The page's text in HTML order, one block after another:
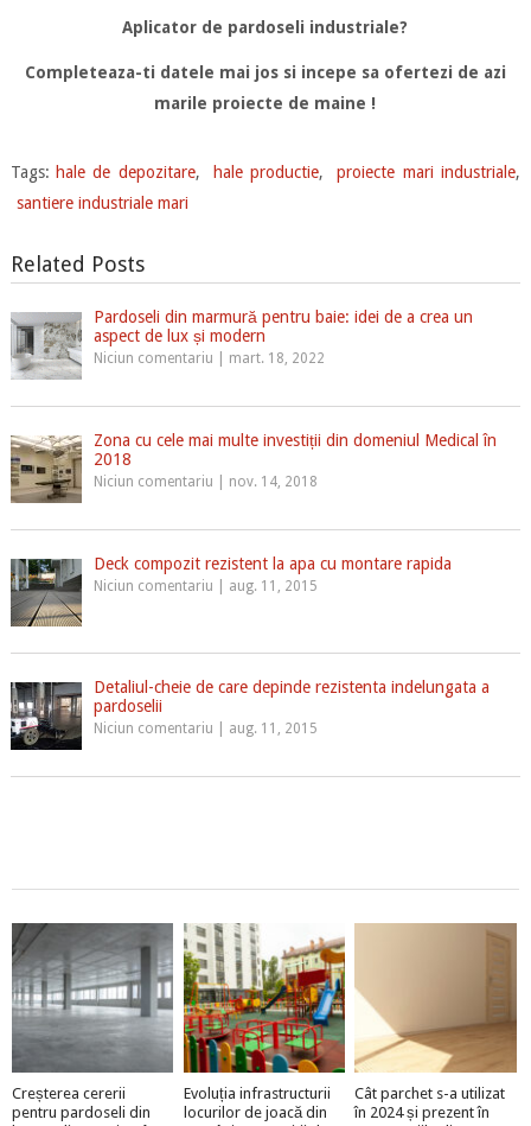
Aplicator de pardoseli industriale?
Completeaza-ti datele mai jos si incepe sa ofertezi de azi
marile proiecte de maine !
Tags: hale de depozitare, hale productie, proiecte mari industriale,
santiere industriale mari
Related Posts
Pardoseli din marmură pentru baie: idei de a crea un
aspect de lux și modern
Niciun comentariu mart. 18, 2022
Zona cu cele mai multe investiții din domeniul Medical în
2018
Niciun comentariu nov. 14, 2018
Deck compozit rezistent la apa cu montare rapida
Niciun comentariu aug. 11, 2015
Detaliul-cheie de care depinde rezistenta indelungata a
pardoselii
Niciun comentariu aug. 11, 2015
Creșterea cererii
pentru pardoseli din
Evoluția infrastructurii
locurilor de joacă din
Cât parchet s-a utilizat
în 2024 și prezent în